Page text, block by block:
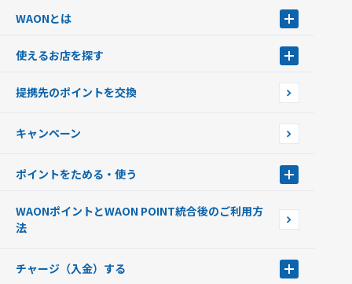
WAONとは
WAONを申込む
インターネット上でのお買い物について（ネット決済）
使えるお店を探す
店舗検索
イオン銀行ATM設置場所
提携先のポイントを交換
キャンペーン
ポイントをためる・使う
ポイントの有効期限について
WAONポイントとWAON POINT統合後のご利用方
法
チャージ（入金）する